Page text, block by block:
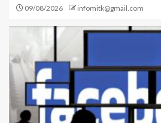
09/08/2026 infomitk@gmail.com